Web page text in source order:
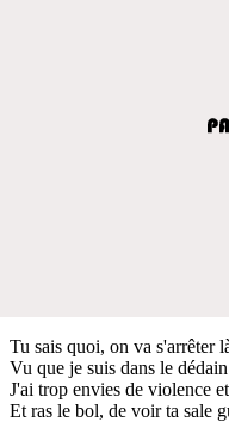
Tu sais quoi, on va s'arrêter
Vu que je suis dans le
J'ai trop envies de violence
Et ras le bol, de voir ta sale